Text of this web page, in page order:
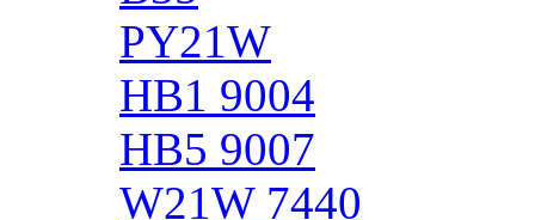
PY21W
HB1 9004
HB5 9007
W21W 7440